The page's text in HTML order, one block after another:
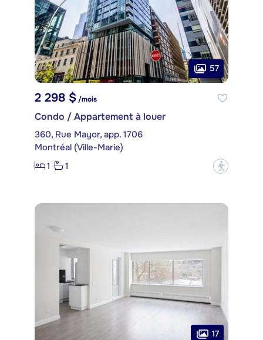
57
2 298 $ /mois
Condo / Appartement à louer
360, Rue Mayor, app. 1706
Montréal (Ville-Marie)
1
1 ?
17